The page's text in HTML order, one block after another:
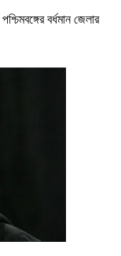
বর্ধমান জেলার